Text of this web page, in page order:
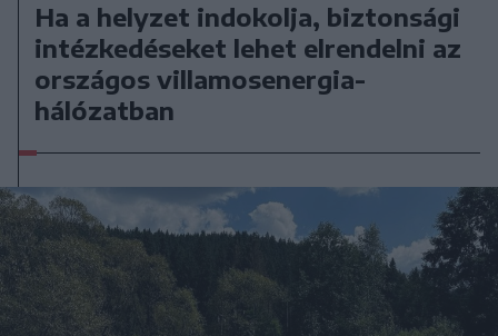
Ha a helyzet indokolja, biztonsági
intézkedéseket lehet elrendelni az
országos villamosenergia-
hálózatban